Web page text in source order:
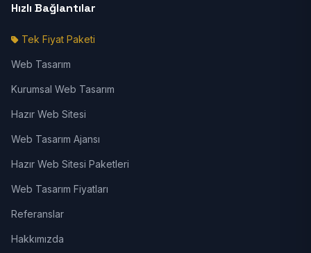
Hızlı Bağlantılar
Tek Fiyat Paketi
Web Tasarım
Kurumsal Web Tasarım
Hazır Web Sitesi
Web Tasarım Ajansı
Hazır Web Sitesi Paketleri
Web Tasarım Fiyatları
Referanslar
Hakkımızda